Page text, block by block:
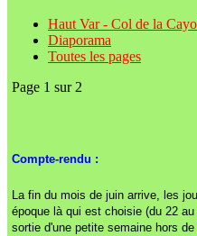
Haut Var - Col de la
Diaporama
Toutes les pages
Page 1 sur 2
Compte-rendu :
La fin du mois de juin arrive, les
époque là qui est choisie (du 22
sortie d'une petite semaine hors